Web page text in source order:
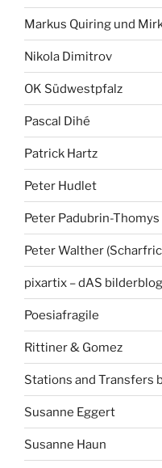
Markus Quiring und
Nikola Dimitrov
OK Südwestpfalz
Pascal Dihé
Patrick Hartz
Peter Hudlet
Peter Padubrin-Thomys
Peter Walther
pixartix – dAS bilderblog
Poesiafragile
Rittiner & Gomez
Stations and Transfers
Susanne Eggert
Susanne Haun